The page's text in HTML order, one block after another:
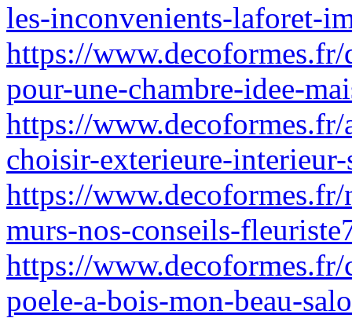
les-inconvenients-laforet-
https://
pour-une-chambre-idee-
https://
choisir-exterieure-
https://
murs-nos-conseils-
https://
poele-a-bois-mon-beau-